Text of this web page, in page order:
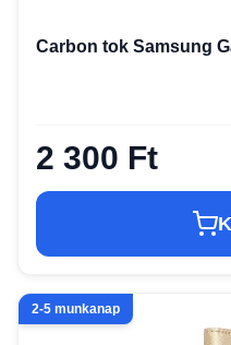
Carbon tok Samsung
2 300 Ft
2-5 munkanap